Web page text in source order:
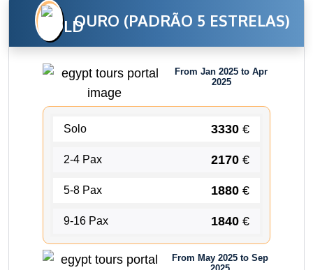
OURO (PADRÃO 5 ESTRELAS)
From Jan 2025 to Apr
2025
Solo 3330 €
2-4 Pax 2170 €
5-8 Pax 1880 €
9-16 Pax 1840 €
From May 2025 to Sep